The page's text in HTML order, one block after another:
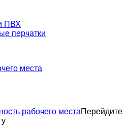
ПВХ
перчатки
места
рабочего местаПерейдите